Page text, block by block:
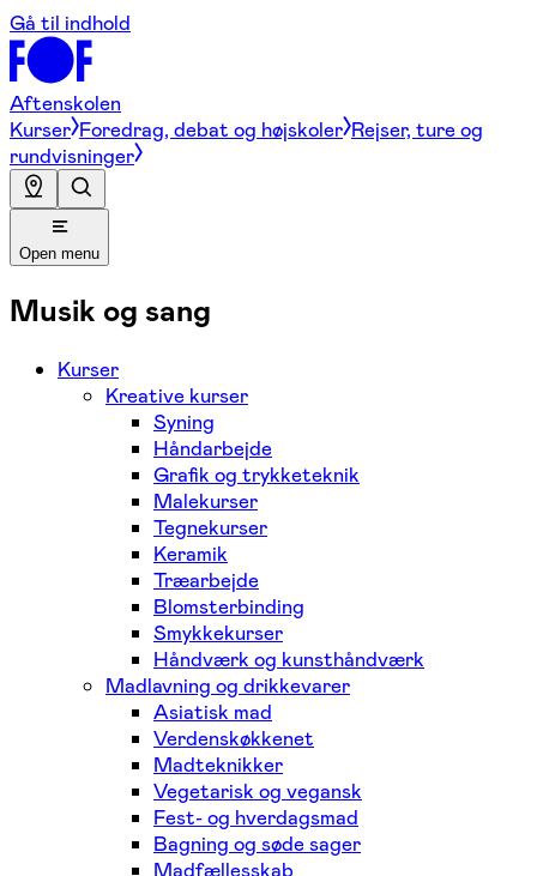
Gå til indhold
Aftenskolen
Kurser Foredrag, debat og højskoler Rejser, ture og
rundvisninger
Open menu
Musik og sang
Kurser
Kreative kurser
Syning
Håndarbejde
Grafik og trykketeknik
Malekurser
Tegnekurser
Keramik
Træarbejde
Blomsterbinding
Smykkekurser
Håndværk og kunsthåndværk
Madlavning og drikkevarer
Asiatisk mad
Verdenskøkkenet
Madteknikker
Vegetarisk og vegansk
Fest- og hverdagsmad
Bagning og søde sager
Madfællesskab